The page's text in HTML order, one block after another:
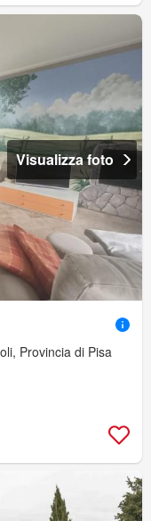
Visualizza foto
Provincia di Pisa